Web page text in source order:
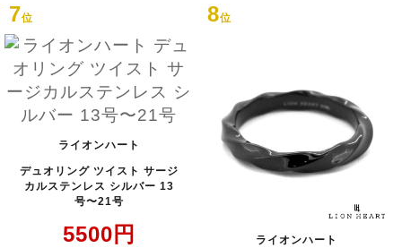
ライオンハート
デュオリング ツイスト サージ
カルステンレス シルバー 13
号〜21号
5500 円
7位
ライオンハート
8位